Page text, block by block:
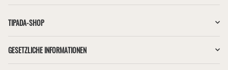
TIPADA-SHOP
GESETZLICHE INFORMATIONEN